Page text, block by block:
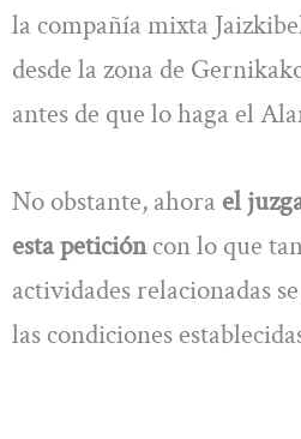
la compañía mixta
desde la zona de
antes de que lo haga el
No obstante, ahora el
esta peticióncon lo que
actividades relacionadas
las condiciones